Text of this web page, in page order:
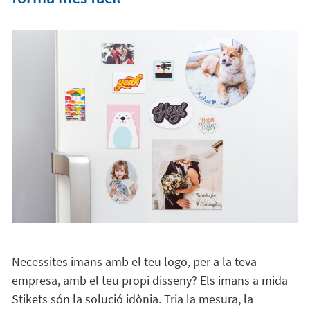
Necessites imans amb el teu logo, per a la teva
empresa, amb el teu propi disseny? Els imans a mida
Stikets són la solució idònia. Tria la mesura, la